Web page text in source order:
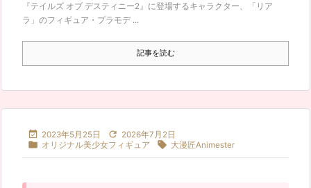
『テイルズ オブ デスティニー2』に登場するキャラクター、「リア
ラ」のフィギュア・プラモデ ...
記事を読む
 2023年5月25日  2026年7月2日
 オリジナル美少女フィギュア  大漫匠Animester